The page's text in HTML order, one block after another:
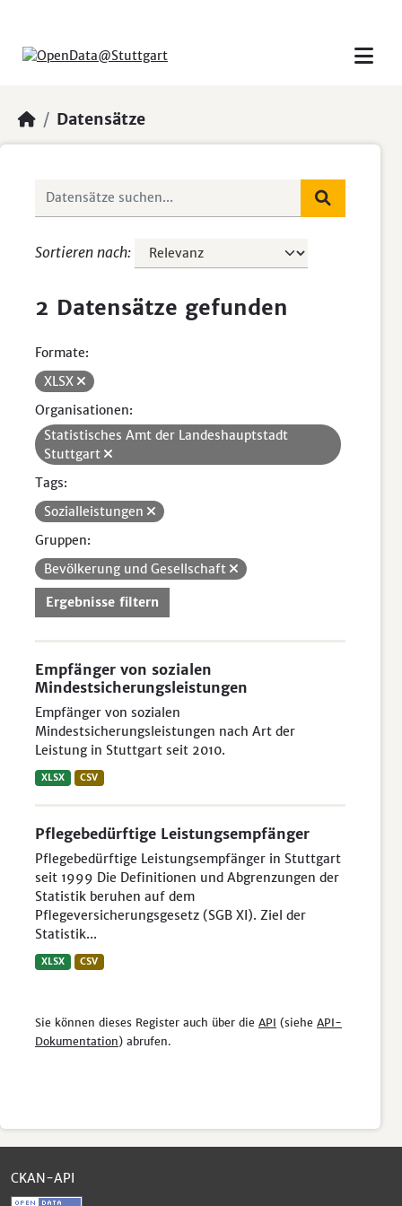
Datensätze
Sortieren nach
2 Datensätze gefunden
Formate:
XLSX
Organisationen:
Statistisches Amt der Landeshauptstadt
Stuttgart
Tags:
Sozialleistungen
Gruppen:
Bevölkerung und Gesellschaft
Ergebnisse filtern
Empfänger von sozialen
Mindestsicherungsleistungen
Empfänger von sozialen
Mindestsicherungsleistungen nach Art der
Leistung in Stuttgart seit 2010.
XLSX CSV
Pflegebedürftige Leistungsempfänger
Pflegebedürftige Leistungsempfänger in Stuttgart
seit 1999 Die Definitionen und Abgrenzungen der
Statistik beruhen auf dem
Pflegeversicherungsgesetz (SGB XI). Ziel der
Statistik...
XLSX CSV
Sie können dieses Register auch über die API (siehe API-
Dokumentation) abrufen.
CKAN-API